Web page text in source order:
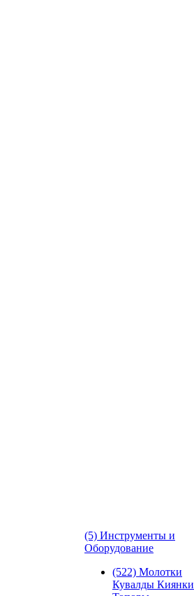
(5) Инструменты и
Оборудование
(522) Молотки
Кувалды Киянки